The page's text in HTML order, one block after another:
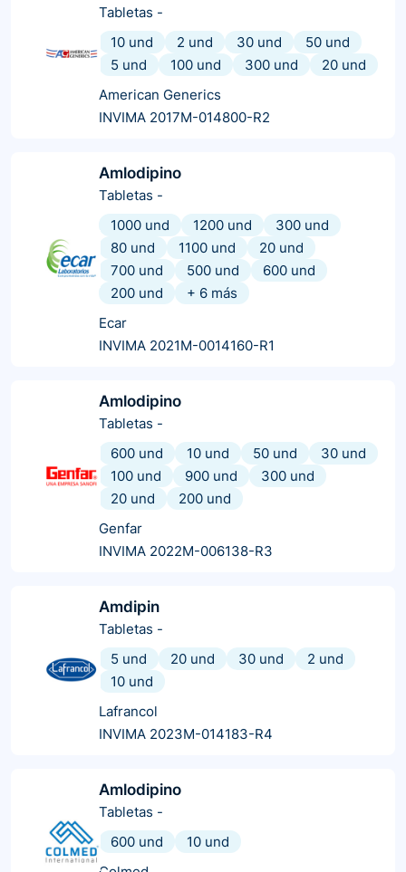
Tabletas -
10 und
2 und 30 und
50 und
5 und
100 und 300 und
20 und
American Generics
INVIMA 2017M-014800-R2
Amlodipino
Tabletas -
1000 und
1200 und
300 und
80 und
1100 und
20 und
700 und
500 und
600 und
200 und
+ 6 más
Ecar
INVIMA 2021M-0014160-R1
Amlodipino
Tabletas -
600 und
10 und 50 und
30 und
100 und
900 und
300 und
20 und
200 und
Genfar
INVIMA 2022M-006138-R3
Amdipin
Tabletas -
5 und
20 und 30 und
2 und
10 und
Lafrancol
INVIMA 2023M-014183-R4
Amlodipino
Tabletas -
600 und
10 und